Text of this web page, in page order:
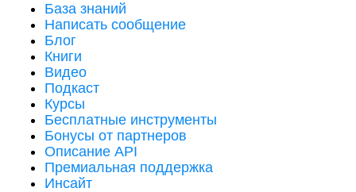
База знаний
Написать сообщение
Блог
Книги
Видео
Подкаст
Курсы
Бесплатные инструменты
Бонусы от партнеров
Описание API
Премиальная поддержка
Инсайт